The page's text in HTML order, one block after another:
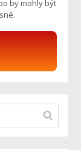
by mohly být